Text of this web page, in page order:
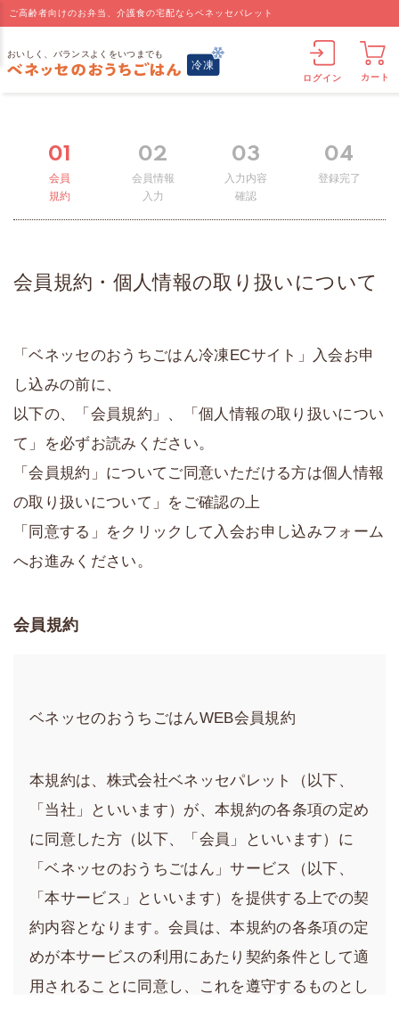
ご高齢者向けのお弁当、介護食の宅配ならベネッセパレット
ログイン カート
01
会員
規約
02
会員情報
入力
03
入力内容
確認
04
登録完了
会員規約・個人情報の取り扱いについて
「ベネッセのおうちごはん冷凍ECサイト」入会お申
し込みの前に、
以下の、「会員規約」、「個人情報の取り扱いについ
て」を必ずお読みください。
「会員規約」についてご同意いただける方は個人情報
の取り扱いについて」をご確認の上
「同意する」をクリックして入会お申し込みフォーム
へお進みください。
会員規約
ベネッセのおうちごはんWEB会員規約
本規約は、株式会社ベネッセパレット（以下、
「当社」といいます）が、本規約の各条項の定め
に同意した方（以下、「会員」といいます）に
「ベネッセのおうちごはん」サービス（以下、
「本サービス」といいます）を提供する上での契
約内容となります。会員は、本規約の各条項の定
めが本サービスの利用にあたり契約条件として適
用されることに同意し、これを遵守するものとし